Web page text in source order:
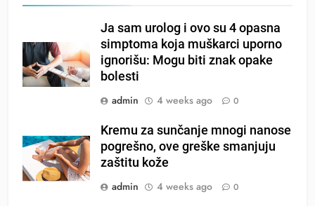
Ja sam urolog i ovo su 4 opasna
simptoma koja muškarci uporno
ignorišu: Mogu biti znak opake
bolesti
admin
4 weeks ago 0
Kremu za sunčanje mnogi nanose
pogrešno, ove greške smanjuju
zaštitu kože
admin
4 weeks ago 0